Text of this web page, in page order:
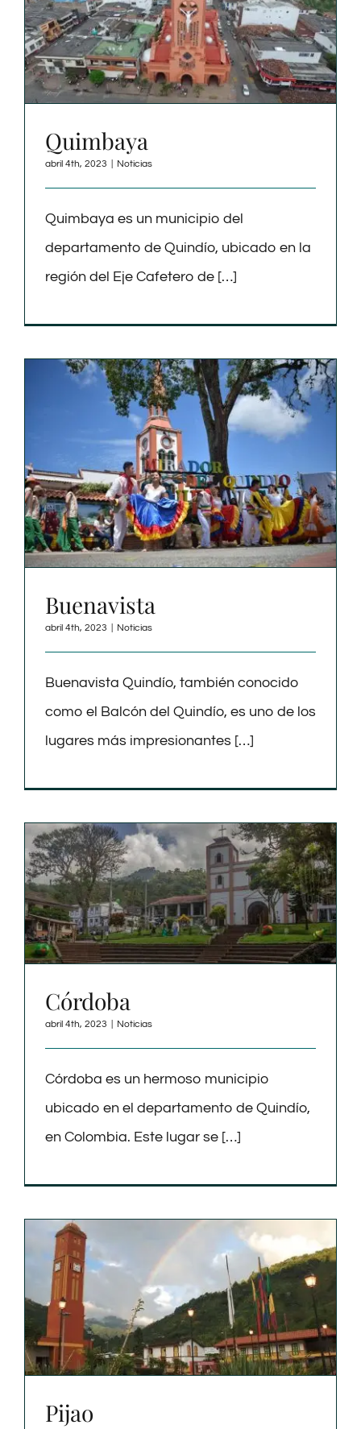
Quimbaya
abril 4th, 2023 Noticias
Quimbaya es un municipio del
departamento de Quindío, ubicado en la
región del Eje Cafetero de […]
Buenavista
abril 4th, 2023 Noticias
Buenavista Quindío, también conocido
como el Balcón del Quindío, es uno de los
lugares más impresionantes […]
Córdoba
abril 4th, 2023 Noticias
Córdoba es un hermoso municipio
ubicado en el departamento de Quindío,
en Colombia. Este lugar se […]
Pijao